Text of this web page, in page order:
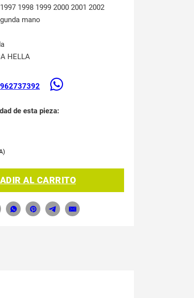
1998 1999 2000 2001 2002
mano
HELLA
962737392
de esta pieza:
AL CARRITO